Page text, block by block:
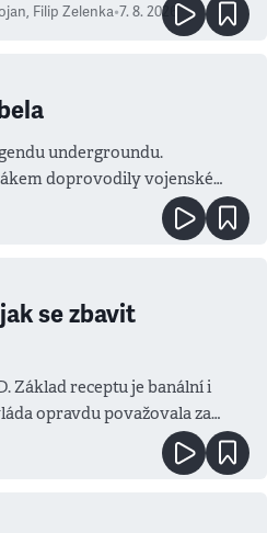
, Filip Zelenka•7. 8. 2026
undergroundu.
doprovodily vojenské
se zbavit
Základ receptu je banální i
opravdu považovala za